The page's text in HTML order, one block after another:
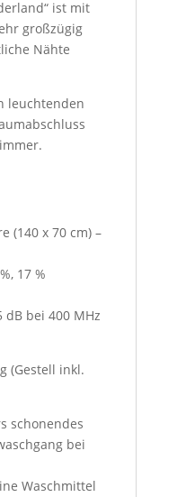
ist mit
großzügig
Nähte
leuchtenden
(140 x 70 cm) –
17 %
dB bei 400 MHz
(Gestell inkl.
schonendes
bei
Waschmittel